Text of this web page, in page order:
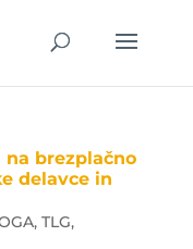
na brezplačno
delavce in
, TLG,